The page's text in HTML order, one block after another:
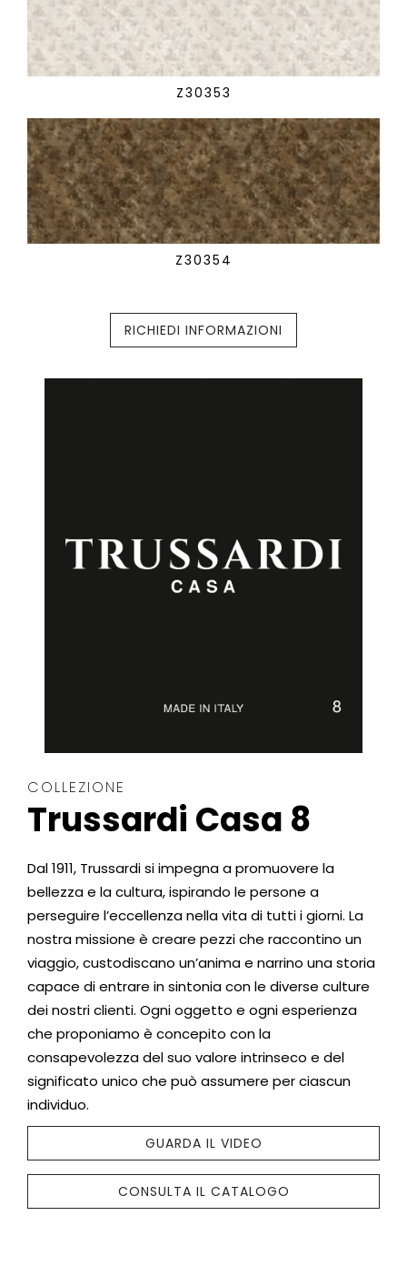
Z30353
Z30354
RICHIEDI INFORMAZIONI
COLLEZIONE
Trussardi Casa 8
Dal 1911, Trussardi si impegna a promuovere la
bellezza e la cultura, ispirando le persone a
perseguire l’eccellenza nella vita di tutti i giorni. La
nostra missione è creare pezzi che raccontino un
viaggio, custodiscano un’anima e narrino una storia
capace di entrare in sintonia con le diverse culture
dei nostri clienti. Ogni oggetto e ogni esperienza
che proponiamo è concepito con la
consapevolezza del suo valore intrinseco e del
significato unico che può assumere per ciascun
individuo.
GUARDA IL VIDEO
CONSULTA IL CATALOGO